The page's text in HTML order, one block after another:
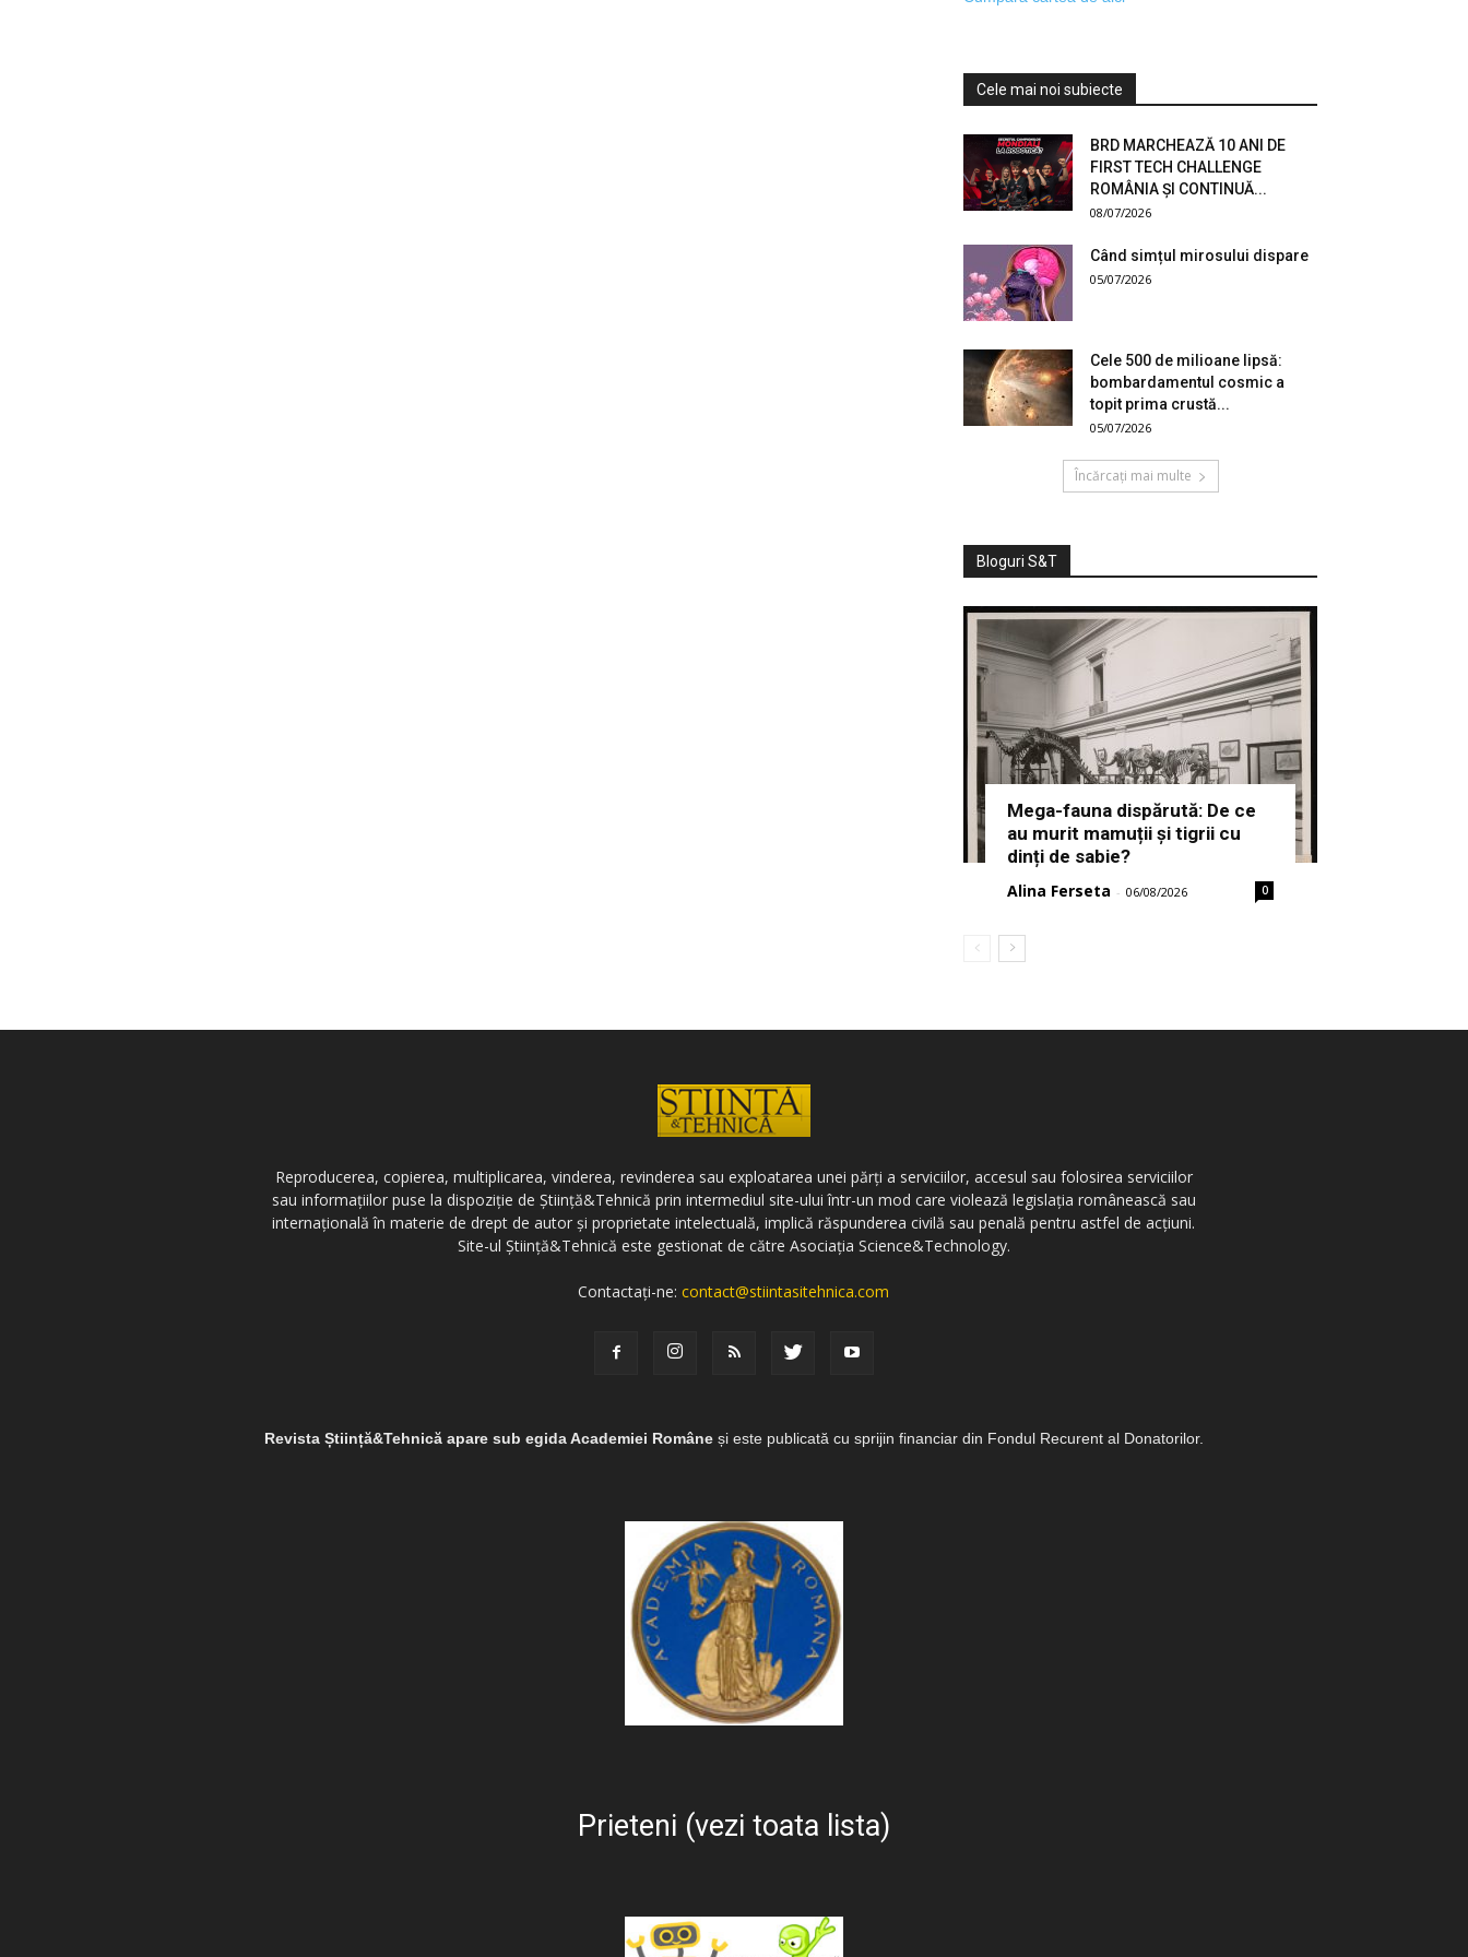
Cele mai noi subiecte
BRD MARCHEAZĂ 10 ANI DE
FIRST TECH CHALLENGE
ROMÂNIA ȘI CONTINUĂ...
08/07/2026
Când simțul mirosului dispare
05/07/2026
Cele 500 de milioane lipsă:
bombardamentul cosmic a
topit prima crustă...
05/07/2026
Încărcați mai multe
Bloguri S&T
Mega-fauna dispărută: De ce
au murit mamuții și tigrii cu
dinți de sabie?
Alina Ferseta - 06/08/2026 0
Reproducerea, copierea, multiplicarea, vinderea, revinderea sau exploatarea unei părți a serviciilor, accesul sau folosirea serviciilor
sau informațiilor puse la dispoziție de Știință&Tehnică prin intermediul site-ului într-un mod care violează legislația românească sau
internațională în materie de drept de autor și proprietate intelectuală, implică răspunderea civilă sau penală pentru astfel de acțiuni.
Site-ul Știință&Tehnică este gestionat de către Asociația Science&Technology.
Contactați-ne:contact@stiintasitehnica.com
Revista Știință&Tehnică apare sub egida Academiei Române și este publicată cu sprijin financiar din Fondul Recurent al Donatorilor.
Prieteni (vezi toata lista)